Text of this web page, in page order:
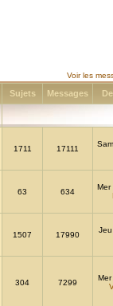
Voir les
Sujets Messages
1711 17111
63 634
Mer
1507 17990
304 7299